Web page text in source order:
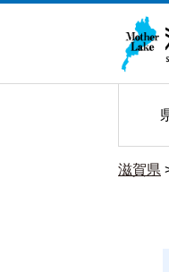
滋賀県